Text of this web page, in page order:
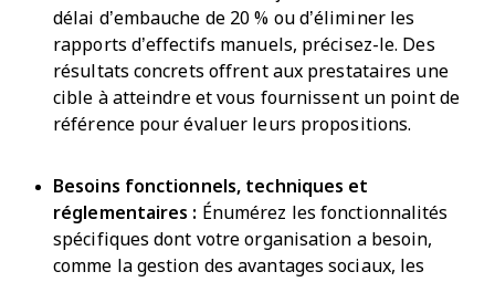
délai d’embauche de 20 % ou d’éliminer les
rapports d’effectifs manuels, précisez-le. Des
résultats concrets offrent aux prestataires une
cible à atteindre et vous fournissent un point de
référence pour évaluer leurs propositions.
Besoins fonctionnels, techniques et
réglementaires : Énumérez les fonctionnalités
spécifiques dont votre organisation a besoin,
comme la gestion des avantages sociaux, les